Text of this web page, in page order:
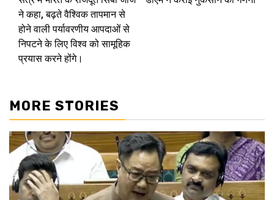
ने कहा, बढ़ते वैश्विक तापमान से
होने वाली पर्यावरणीय आपदाओं से
निपटने के लिए विश्व को सामूहिक
प्रयास करने होंगे।
MORE STORIES